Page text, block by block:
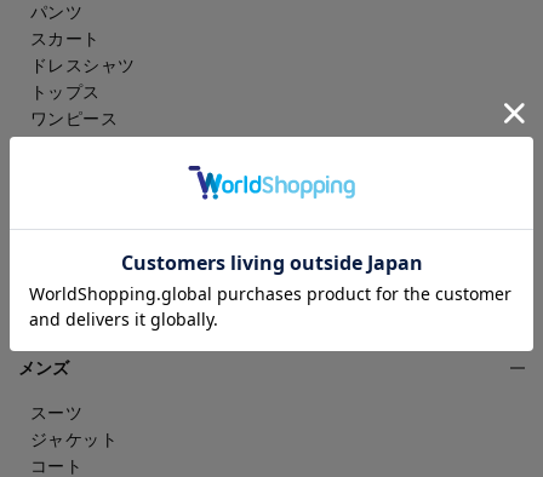
パンツ
スカート
ドレスシャツ
トップス
ワンピース
雑貨・アクセサリー
アンダーウェア
ウェルネス
メンズ
スーツ
ジャケット
コート